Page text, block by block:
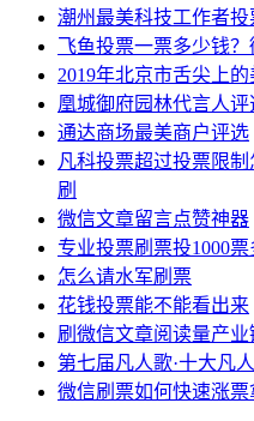
潮州最美科技工作者投
飞鱼投票一票多少钱
2019年北京市舌尖上
凰城御府园林代言人评
通达商场最美商户评选
凡科投票超过投票限
刷
微信文章留言点赞神器
专业投票刷票投1000票
怎么请水军刷票
花钱投票能不能看出来
刷微信文章阅读量产业
第七届凡人歌·十大凡
微信刷票如何快速涨票